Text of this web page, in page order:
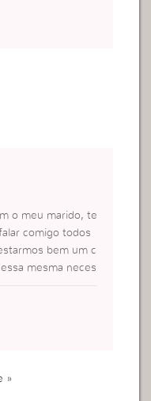
o meu marido, te
comigo todos
bem um c
mesma neces
no meu dia a di
»